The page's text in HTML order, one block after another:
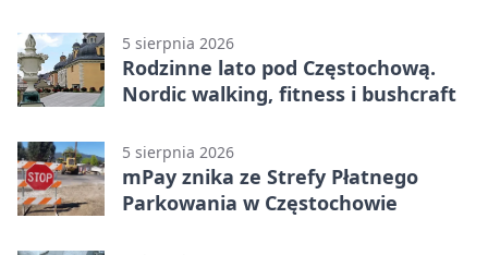
5 sierpnia 2026
Rodzinne lato pod Częstochową.
Nordic walking, fitness i bushcraft
5 sierpnia 2026
mPay znika ze Strefy Płatnego
Parkowania w Częstochowie